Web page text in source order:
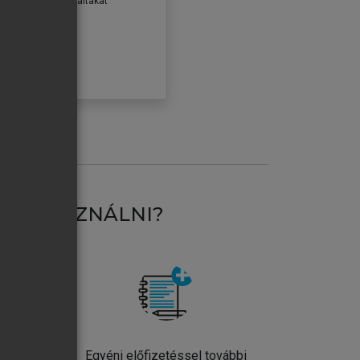
HASZNÁLNI?
Egyéni előfizetéssel további